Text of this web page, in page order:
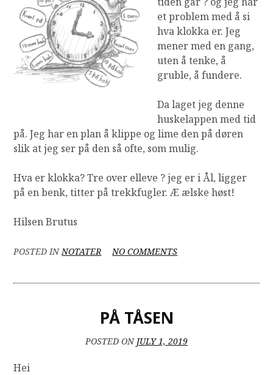
et problem med å si
hva klokka er. Jeg
mener med en gang,
uten å tenke, å
gruble, å fundere.
Da laget jeg denne
huskelappen med tid
på. Jeg har en plan å klippe og lime den på døren
slik at jeg ser på den så ofte, som mulig.
Hva er klokka? Tre over elleve ? jeg er i Ål, ligger
på en benk, titter på trekkfugler. Æ ælske høst!
Hilsen Brutus
POSTED INNOTATER NO COMMENTSON
PÅ TÅSEN
POSTED ON JULY 1, 2019
Hei